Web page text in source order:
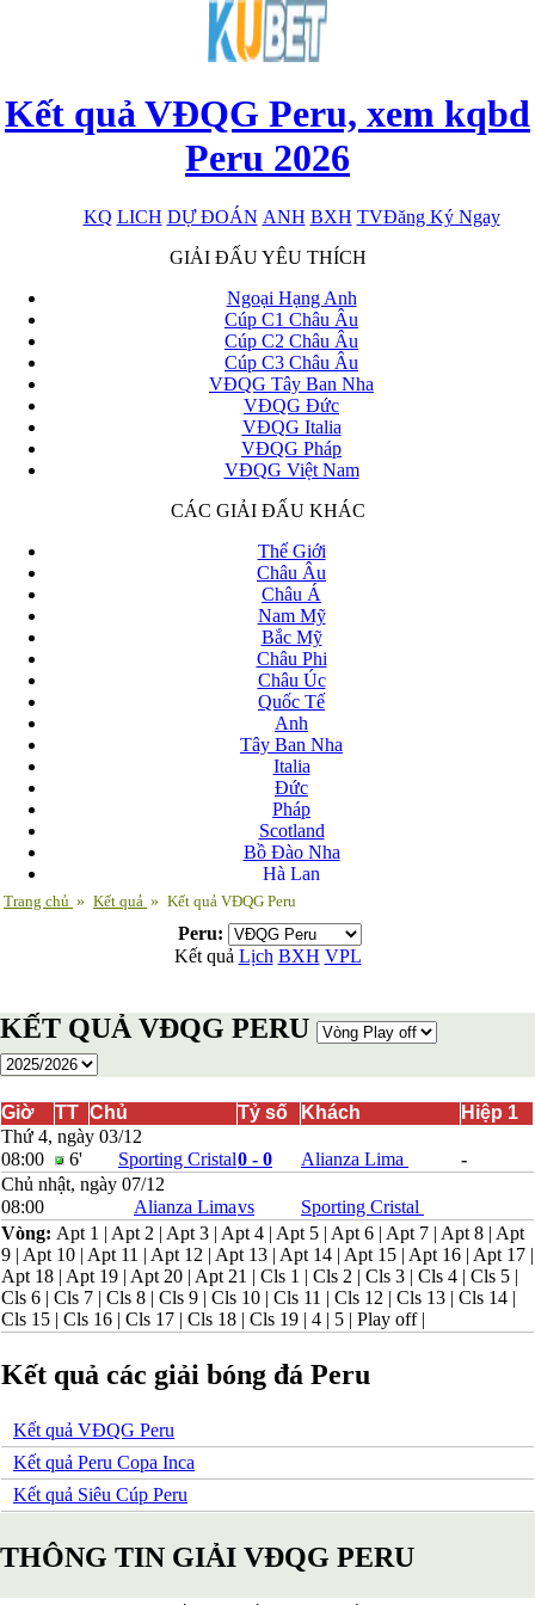
Kết quả VĐQG Peru, xem kqbd
Peru 2026
KQ LICH DỰ ĐOÁN ANH BXH TVĐăng Ký Ngay
x
GIẢI ĐẤU YÊU THÍCH
Ngoại Hạng Anh
Cúp C1 Châu Âu
Cúp C2 Châu Âu
Cúp C3 Châu Âu
VĐQG Tây Ban Nha
VĐQG Đức
VĐQG Italia
VĐQG Pháp
VĐQG Việt Nam
CÁC GIẢI ĐẤU KHÁC
Thế Giới
Châu Âu
Châu Á
Nam Mỹ
Bắc Mỹ
Châu Phi
Châu Úc
Quốc Tế
Anh
Tây Ban Nha
Italia
Đức
Pháp
Scotland
Bồ Đào Nha
Hà Lan
Nga
Andorra
Armenia
Belarus
Bosnia-Herzgovina
Bắc Macedonia
Bỉ
Croatia
Estonia
Georgia
Gibralta
Hungary
Hy Lạp
Iceland
Ireland
Israel
Kosovo
Latvia
Luxembourg
Malta
Montenegro
Phần Lan
Trang chủ » Kết quả » Kết quả VĐQG Peru
Peru:
Kết quả Lịch BXH VPL
KẾT QUẢ VĐQG PERU
Giờ TT Chủ Tỷ số Khách
Hiệp 1
Thứ 4, ngày 03/12
08:00
6' Sporting Cristal0 - 0 Alianza Lima
-
Chủ nhật, ngày 07/12
08:00
Alianza Limavs
Sporting Cristal
Vòng: Apt 1 | Apt 2 | Apt 3 | Apt 4 | Apt 5 | Apt 6 | Apt 7 | Apt 8 | Apt
9 | Apt 10 | Apt 11 | Apt 12 | Apt 13 | Apt 14 | Apt 15 | Apt 16 | Apt 17 |
Apt 18 | Apt 19 | Apt 20 | Apt 21 | Cls 1 | Cls 2 | Cls 3 | Cls 4 | Cls 5 |
Cls 6 | Cls 7 | Cls 8 | Cls 9 | Cls 10 | Cls 11 | Cls 12 | Cls 13 | Cls 14 |
Cls 15 | Cls 16 | Cls 17 | Cls 18 | Cls 19 | 4 | 5 | Play off|
Kết quả các giải bóng đá Peru
Kết quả VĐQG Peru
Kết quả Peru Copa Inca
Kết quả Siêu Cúp Peru
THÔNG TIN GIẢI VĐQG PERU